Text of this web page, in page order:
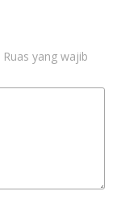
Ruas yang wajib